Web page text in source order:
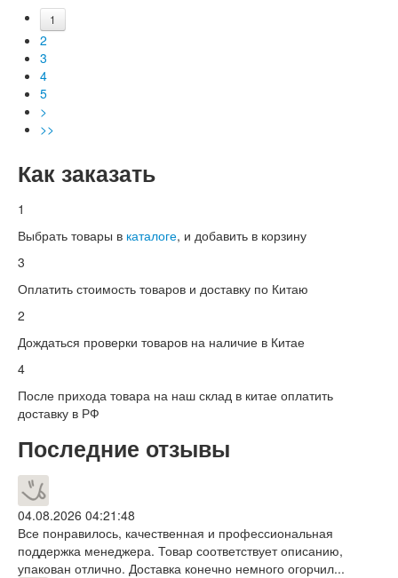
1
2
3
4
5
>
>>
Как заказать
1
Выбрать товары в каталоге, и добавить в корзину
3
Оплатить стоимость товаров и доставку по Китаю
2
Дождаться проверки товаров на наличие в Китае
4
После прихода товара на наш склад в китае оплатить
доставку в РФ
Последние отзывы
04.08.2026 04:21:48
Все понравилось, качественная и профессиональная
поддержка менеджера. Товар соответствует описанию,
упакован отлично. Доставка конечно немного огорчил...